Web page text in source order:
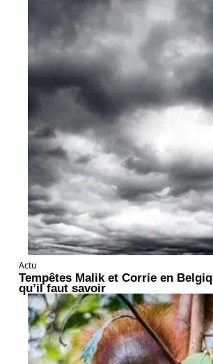
Actu
Tempêtes Malik et Corrie en
qu’il faut savoir